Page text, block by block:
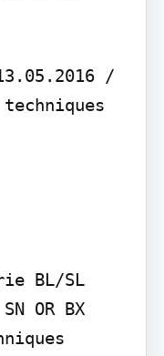
/
BL/SL
OR BX